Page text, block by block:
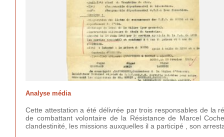
Analyse média
Cette attestation a été délivrée par trois responsables de la
de combattant volontaire de la Résistance de Marcel
clandestinité, les missions auxquelles il a participé , son